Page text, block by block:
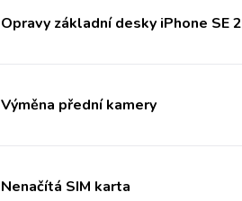
Opravy základní desky iPhone SE 2
Výměna přední kamery
Nenačítá SIM karta